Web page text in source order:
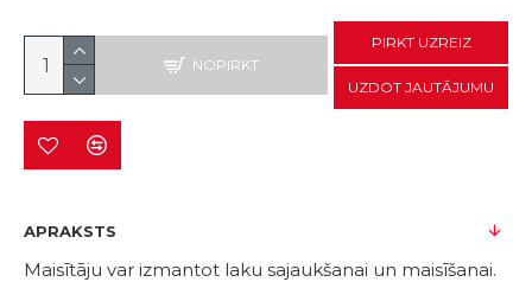
NOPIRKT
PIRKT UZREIZ
UZDOT JAUTĀJUMU
APRAKSTS
Maisītāju var izmantot laku sajaukšanai un maisīšanai.